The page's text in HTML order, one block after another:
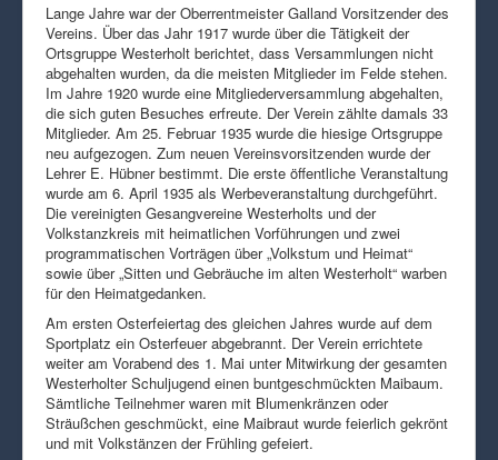
Lange Jahre war der Oberrentmeister Galland Vorsitzender des
Vereins. Über das Jahr 1917 wurde über die Tätigkeit der
Ortsgruppe Westerholt berichtet, dass Versammlungen nicht
abgehalten wurden, da die meisten Mitglieder im Felde stehen.
Im Jahre 1920 wurde eine Mitgliederversammlung abgehalten,
die sich guten Besuches erfreute. Der Verein zählte damals 33
Mitglieder. Am 25. Februar 1935 wurde die hiesige Ortsgruppe
neu aufgezogen. Zum neuen Vereinsvorsitzenden wurde der
Lehrer E. Hübner bestimmt. Die erste öffentliche Veranstaltung
wurde am 6. April 1935 als Werbeveranstaltung durchgeführt.
Die vereinigten Gesangvereine Westerholts und der
Volkstanzkreis mit heimatlichen Vorführungen und zwei
programmatischen Vorträgen über „Volkstum und Heimat“
sowie über „Sitten und Gebräuche im alten Westerholt“ warben
für den Heimatgedanken.
Am ersten Osterfeiertag des gleichen Jahres wurde auf dem
Sportplatz ein Osterfeuer abgebrannt. Der Verein errichtete
weiter am Vorabend des 1. Mai unter Mitwirkung der gesamten
Westerholter Schuljugend einen buntgeschmückten Maibaum.
Sämtliche Teilnehmer waren mit Blumenkränzen oder
Sträußchen geschmückt, eine Maibraut wurde feierlich gekrönt
und mit Volkstänzen der Frühling gefeiert.